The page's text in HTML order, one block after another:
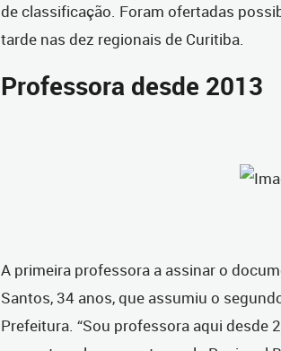
de classificação. Foram ofertadas
tarde nas dez regionais de Curitiba.
Professora desde 2013
A primeira professora a assinar o
Santos, 34 anos, que assumiu o
Prefeitura. “Sou professora aqui desde